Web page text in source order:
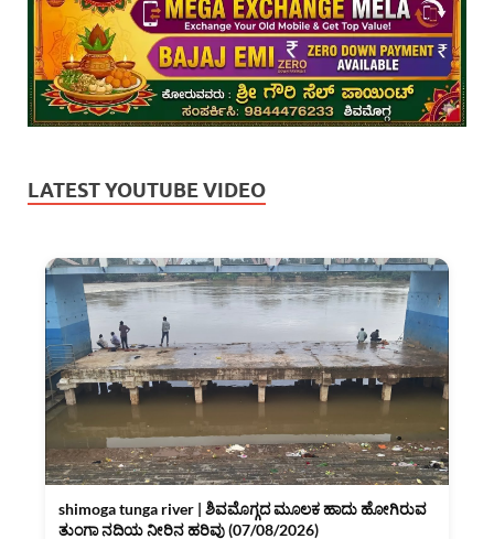
LATEST YOUTUBE VIDEO
shimoga tunga river | ಶಿವಮೊಗ್ಗದ ಮೂಲಕ ಹಾದು ಹೋಗಿರುವ
ತುಂಗಾ ನದಿಯ ನೀರಿನ ಹರಿವು (07/08/2026)